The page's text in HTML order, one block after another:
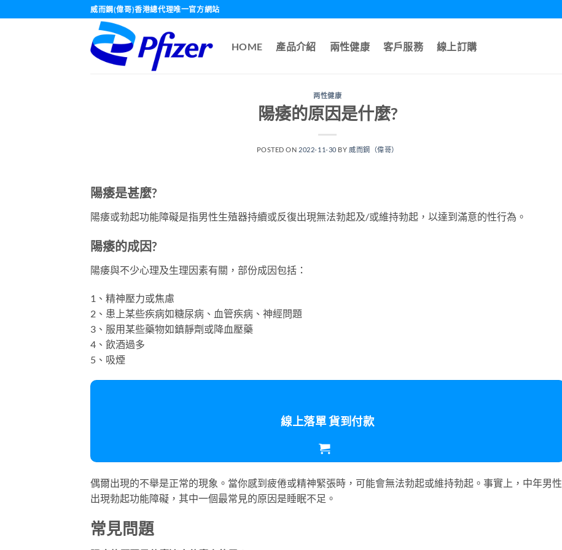
to
威而鋼(偉哥)香港總代理唯一官方網站
HOME 產品介紹 兩性健康 客戶服務 線上訂購
两性健康
陽痿的原因是什麼?
POSTED ON 2022-11-30 BY 威而鋼（偉哥）
陽痿是甚麼?
陽痿或勃起功能障礙是指男性生殖器持續或反復出現無法勃起及/或維持勃起，以達到滿意的性行為。
陽痿的成因?
陽痿與不少心理及生理因素有關，部份成因包括：
1、精神壓力或焦慮
2、患上某些疾病如糖尿病、血管疾病、神經問題
3、服用某些藥物如鎮靜劑或降血壓藥
4、飲酒過多
5、吸煙
線上落單 貨到付款
偶爾出現的不舉是正常的現象。當你感到疲倦或精神緊張時，可能會無法勃起或維持勃起。事實上，中年男性
出現勃起功能障礙，其中一個最常見的原因是睡眠不足。
常見問題